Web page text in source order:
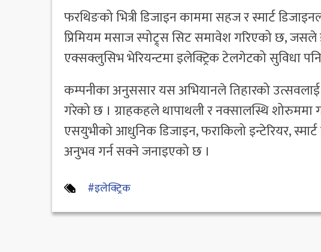
फरथिङको भित्री डिजाइन काममा सहज र स्मार्ट
प्रिमियम मसाज स्पोट्र्स सिट समावेश गरिएको छ,
एक्सक्लुसिभ भेरियन्टमा इलेक्ट्रिक टेलगेटको सुविधा
कम्पनीका अनुससार यस अभियानले तिहारको
गरेको छ । ग्राहकहले थापाथली र नक्सालस्थि शोरुममा
एसयुभीको आधुनिक डिजाइन, फराकिलो इन्टेरियर, स्मार्ट
अनुभव गर्न सक्ने जनाइएको छ ।
#इलेक्ट्रिक